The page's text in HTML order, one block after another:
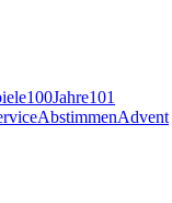
100Jahre101
AbstimmenAdvent